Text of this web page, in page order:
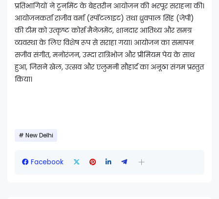
प्रतिभागियों ने टूर्नामेंट के बेहतरीन आयोजन की भरपूर सराहना की।
आयोजनकर्ता राजीव वर्मा (स्पॉटलाइट) तथा ध्रुवपाल सिंह (जेपी)
की टीम को उत्कृष्ट कोर्स मैनेजमेंट, शानदार आतिथ्य और समग्र
व्यवस्था के लिए विशेष रूप से सराहा गया। आयोजन का समापन
सजीव संगीत, मनोरंजन, उम्दा रात्रिभोज और प्रीमियम पेय के साथ
हुआ, जिसने खेल, उत्सव और एलुमनी सौहार्द का अनूठा संगम प्रस्तुत
किया।
New Delhi
Facebook